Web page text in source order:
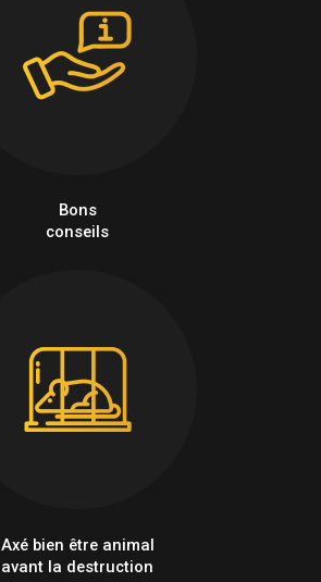
Bons
conseils
Axé bien être animal
avant la destruction